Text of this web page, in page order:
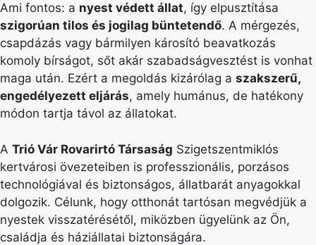
Ami fontos: a nyest védett állat, így elpusztítása
szigorúan tilos és jogilag büntetendő. A mérgezés,
csapdázás vagy bármilyen károsító beavatkozás
komoly bírságot, sőt akár szabadságvesztést is vonhat
maga után. Ezért a megoldás kizárólag a szakszerű,
engedélyezett eljárás, amely humánus, de hatékony
módon tartja távol az állatokat.
A Trió Vár Rovarirtó Társaság Szigetszentmiklós
kertvárosi övezeteiben is professzionális, porzásos
technológiával és biztonságos, állatbarát anyagokkal
dolgozik. Célunk, hogy otthonát tartósan megvédjük a
nyestek visszatérésétől, miközben ügyelünk az Ön,
családja és háziállatai biztonságára.